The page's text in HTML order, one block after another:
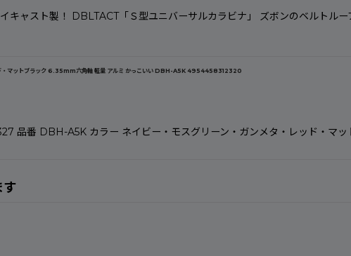
ャスト製！ DBLTACT「Ｓ型ユニバーサルカラビナ」 ズボンのベルトル
・マットブラック 6.35mm六角軸 軽量 アルミ かっこいい DBH-A5K 4954458312320
品番 DBH-A5K カラー ネイビー・モスグリーン・ガンメタ・レッド・マ
す